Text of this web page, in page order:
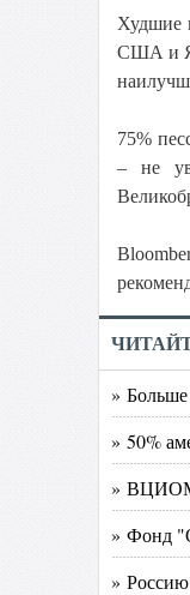
Худшие
США и
75%
– не
»
» 50%
» ВЦИОМ:
» Фонд
»